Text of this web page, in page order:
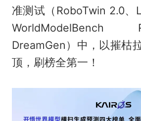
准测试（RoboTwin 2.0、
DreamGen）中，以摧枯
顶，刷榜全第一！